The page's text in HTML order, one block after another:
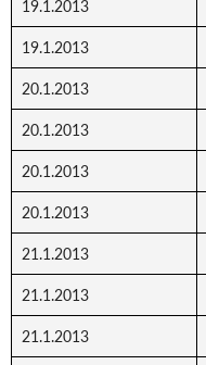
19.1.2013
19.1.2013
20.1.2013
20.1.2013
20.1.2013
20.1.2013
21.1.2013
21.1.2013
21.1.2013